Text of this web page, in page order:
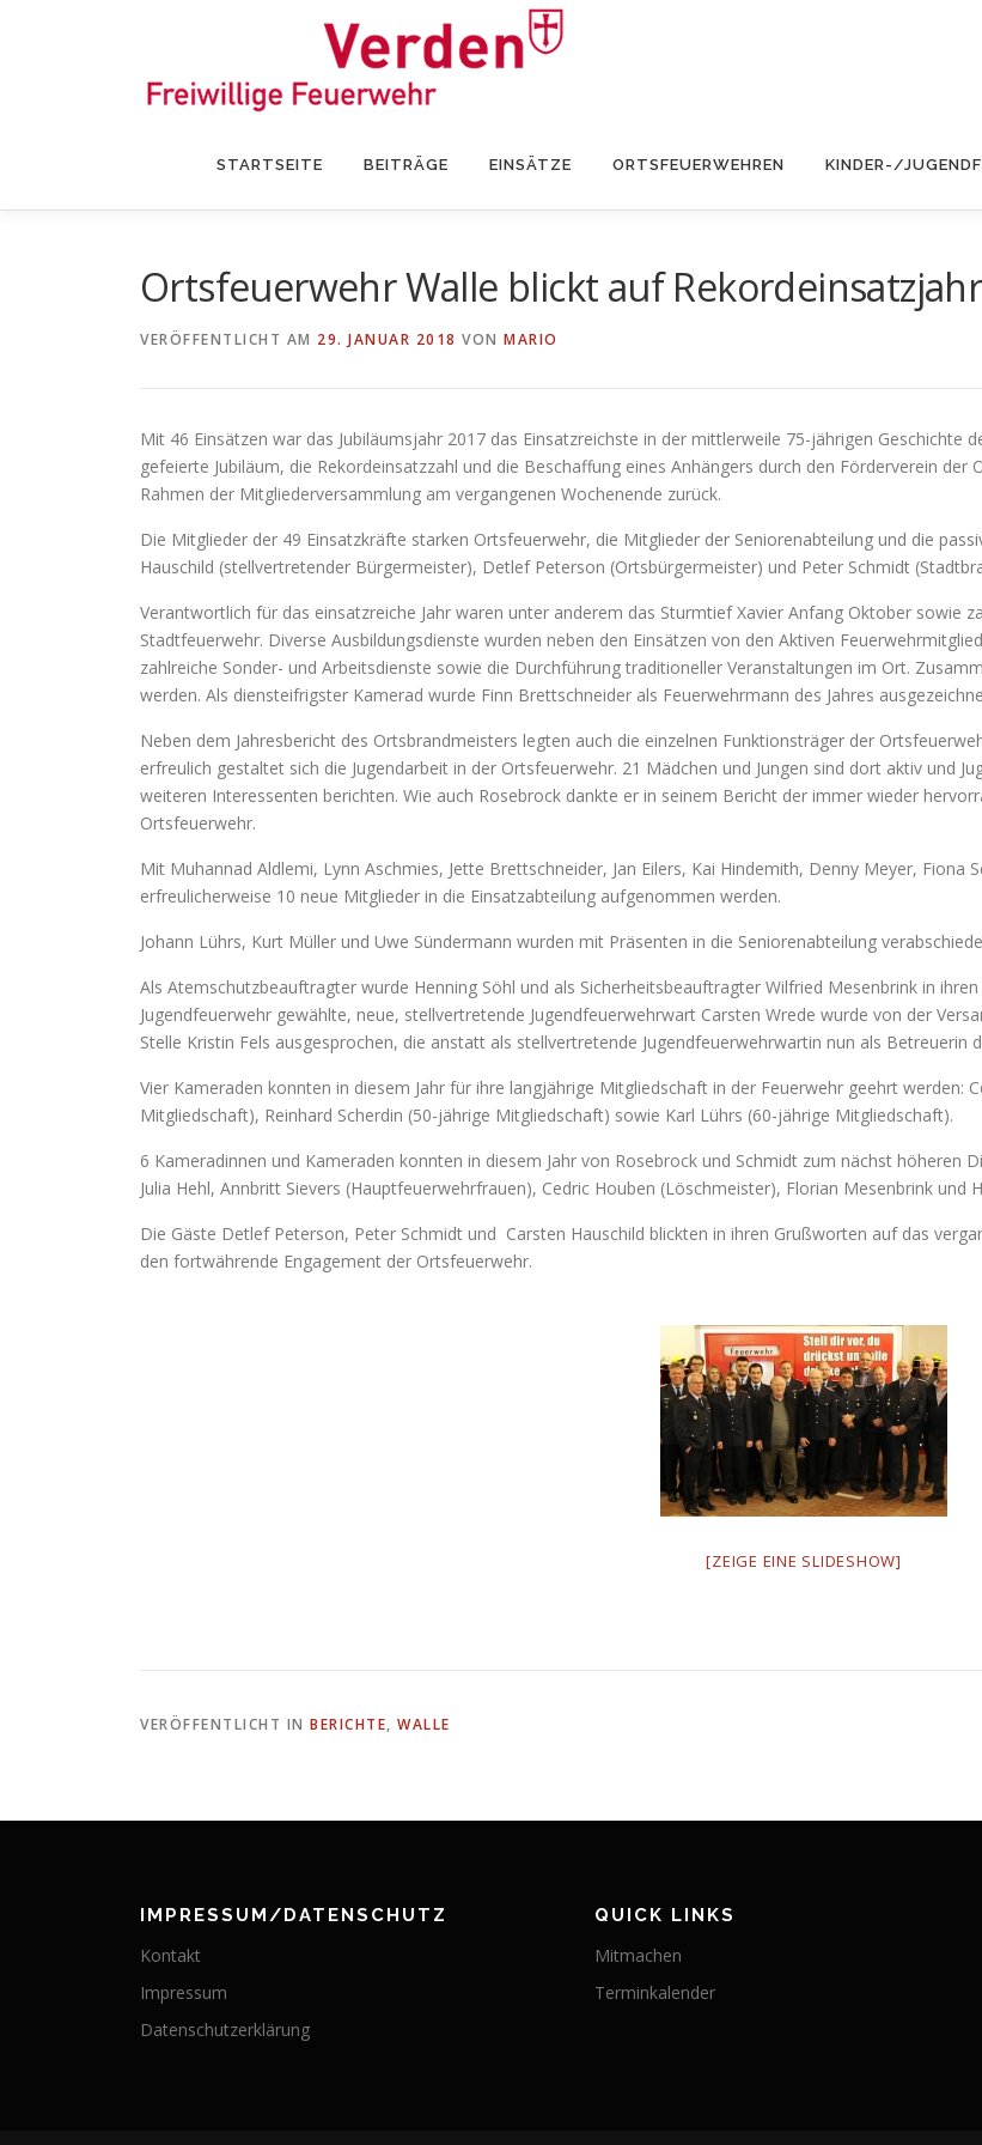
STARTSEITE BEITRÄGE EINSÄTZE ORTSFEUERWEHREN KINDER-/
Ortsfeuerwehr Walle blickt auf
VERÖFFENTLICHT AM 29. JANUAR 2018 VON MARIO
Mit 46 Einsätzen war das Jubiläumsjahr 2017 das Einsatzreichste in der mittlerweile 75-jährigen
gefeierte Jubiläum, die Rekordeinsatzzahl und die Beschaffung eines Anhängers durch den Förderverein
Rahmen der Mitgliederversammlung am vergangenen Wochenende zurück.
Die Mitglieder der 49 Einsatzkräfte starken Ortsfeuerwehr, die Mitglieder der Seniorenabteilung und die
Hauschild (stellvertretender Bürgermeister), Detlef Peterson (Ortsbürgermeister) und Peter Schmidt
Verantwortlich für das einsatzreiche Jahr waren unter anderem das Sturmtief Xavier Anfang Oktober sowie
Stadtfeuerwehr. Diverse Ausbildungsdienste wurden neben den Einsätzen von den Aktiven
zahlreiche Sonder- und Arbeitsdienste sowie die Durchführung traditioneller Veranstaltungen im Ort.
werden. Als diensteifrigster Kamerad wurde Finn Brettschneider als Feuerwehrmann des Jahres
Neben dem Jahresbericht des Ortsbrandmeisters legten auch die einzelnen Funktionsträger der
erfreulich gestaltet sich die Jugendarbeit in der Ortsfeuerwehr. 21 Mädchen und Jungen sind dort aktiv und
weiteren Interessenten berichten. Wie auch Rosebrock dankte er in seinem Bericht der immer wieder
Ortsfeuerwehr.
Mit Muhannad Aldlemi, Lynn Aschmies, Jette Brettschneider, Jan Eilers, Kai Hindemith, Denny Meyer, Fiona
erfreulicherweise 10 neue Mitglieder in die Einsatzabteilung aufgenommen werden.
Johann Lührs, Kurt Müller und Uwe Sündermann wurden mit Präsenten in die Seniorenabteilung
Als Atemschutzbeauftragter wurde Henning Söhl und als Sicherheitsbeauftragter Wilfried Mesenbrink in
Jugendfeuerwehr gewählte, neue, stellvertretende Jugendfeuerwehrwart Carsten Wrede wurde von der
Stelle Kristin Fels ausgesprochen, die anstatt als stellvertretende Jugendfeuerwehrwartin nun als
Vier Kameraden konnten in diesem Jahr für ihre langjährige Mitgliedschaft in der Feuerwehr geehrt werden:
Mitgliedschaft), Reinhard Scherdin (50-jährige Mitgliedschaft) sowie Karl Lührs (60-jährige Mitgliedschaft).
6 Kameradinnen und Kameraden konnten in diesem Jahr von Rosebrock und Schmidt zum nächst höheren
Julia Hehl, Annbritt Sievers (Hauptfeuerwehrfrauen), Cedric Houben (Löschmeister), Florian Mesenbrink und
Die Gäste Detlef Peterson, Peter Schmidt und Carsten Hauschild blickten in ihren Grußworten auf das
den fortwährende Engagement der Ortsfeuerwehr.
[ZEIGE EINE SLIDESHOW]
VERÖFFENTLICHT IN BERICHTE, WALLE
IMPRESSUM/DATENSCHUTZ
Kontakt
Impressum
Datenschutzerklärung
QUICK LINKS
Mitmachen
Terminkalender